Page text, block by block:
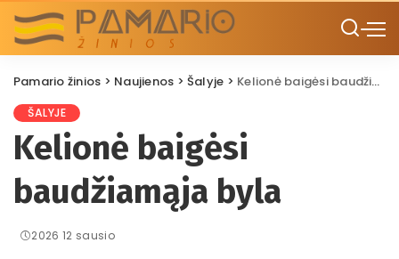
Pamario žinios > Naujienos >Šalyje > Kelionė baigėsi baudžiamąja byla
ŠALYJE
Kelionė baigėsi
baudžiamąja byla
2026 12 sausio